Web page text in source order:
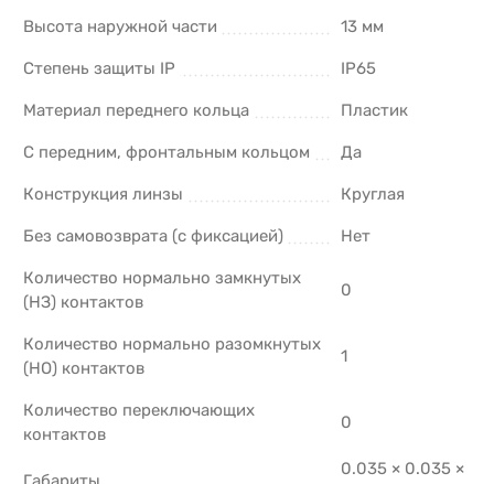
Высота наружной части 13 мм
Степень защиты IP IP65
Материал переднего кольца Пластик
С передним, фронтальным кольцом Да
Конструкция линзы Круглая
Без самовозврата (с фиксацией) Нет
Количество нормально замкнутых
(НЗ) контактов
0
Количество нормально разомкнутых
(НО) контактов
1
Количество переключающих
контактов
0
0.035 × 0.035 ×